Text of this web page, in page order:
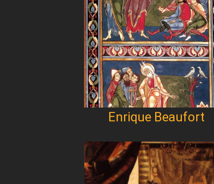
Enrique Beaufort